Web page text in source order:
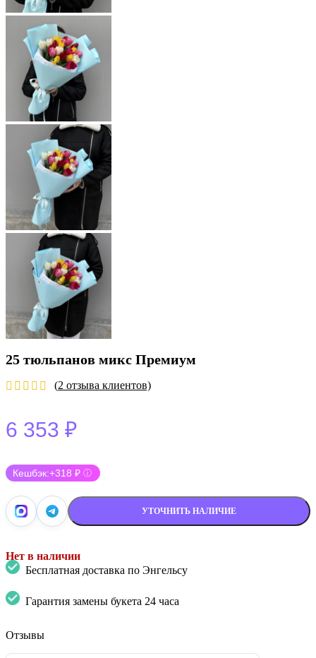
25 тюльпанов микс Премиум
(2 отзыва клиентов)
6 353 ₽
Кешбэк:+318 ₽ ⓘ
УТОЧНИТЬ НАЛИЧИЕ
Нет в наличии
Бесплатная доставка по Энгельсу
Гарантия замены букета 24 часа
Отзывы